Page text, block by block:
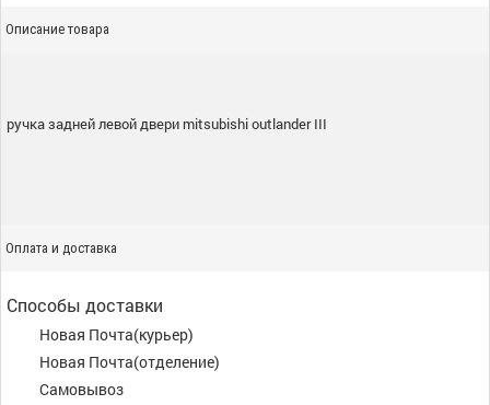
Описание товара
ручка задней левой двери mitsubishi outlander III
Оплата и доставка
Способы доставки
Новая Почта(курьер)
Новая Почта(отделение)
Самовывоз